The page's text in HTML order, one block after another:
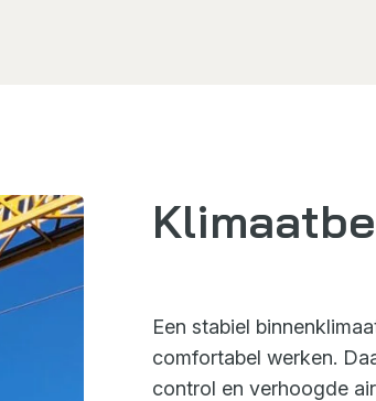
Een stabiel
comfortabel werken.
control en verhoogde